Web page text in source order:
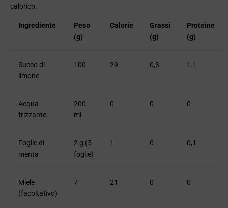
calorico.
Ingrediente
Peso
(g)
Calorie
Grassi
(g)
Proteine
​​(g)
Succo di
limone
100 29 0,3 1.1
Acqua
frizzante
200
ml
0 0 0
Foglie di
menta
2 g (5
foglie)
1 0 0,1
Miele
(facoltativo)
7 21 0 0